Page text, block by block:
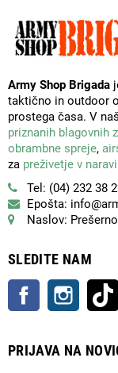
Army Shop Brigada
taktično in outdoor
prostega časa. V
priznanih blagovnih
obrambne spreje,
za preživetje v
Tel: (04) 232 38
Epošta:
Naslov:
SLEDITE NAM
Facebook
PRIJAVA NA